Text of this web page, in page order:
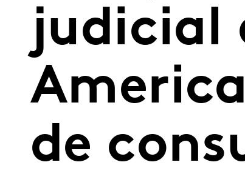
judicial
de